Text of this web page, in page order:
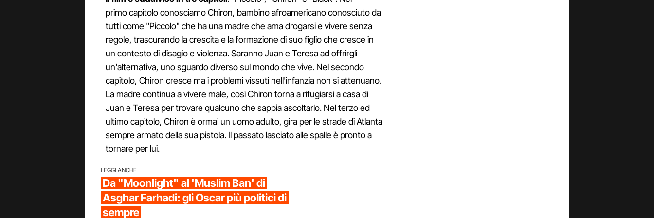
primo capitolo conosciamo Chiron, bambino afroamericano conosciuto da
tutti come "Piccolo" che ha una madre che ama drogarsi e vivere senza
regole, trascurando la crescita e la formazione di suo figlio che cresce in
un contesto di disagio e violenza. Saranno Juan e Teresa ad offrirgli
un'alternativa, uno sguardo diverso sul mondo che vive. Nel secondo
capitolo, Chiron cresce ma i problemi vissuti nell'infanzia non si attenuano.
La madre continua a vivere male, così Chiron torna a rifugiarsi a casa di
Juan e Teresa per trovare qualcuno che sappia ascoltarlo. Nel terzo ed
ultimo capitolo, Chiron è ormai un uomo adulto, gira per le strade di Atlanta
sempre armato della sua pistola. Il passato lasciato alle spalle è pronto a
tornare per lui.
LEGGI ANCHE
Da "Moonlight" al 'Muslim Ban' di
Asghar Farhadi: gli Oscar più politici di
sempre